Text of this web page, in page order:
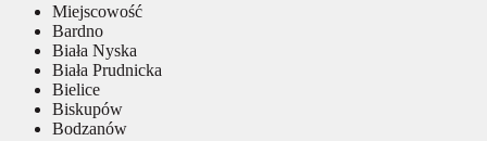
Miejscowość
Bardno
Biała Nyska
Biała Prudnicka
Bielice
Biskupów
Bodzanów